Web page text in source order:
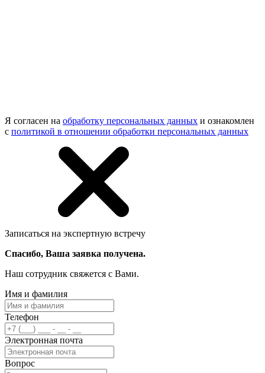
Я согласен на обработку персональных данных и ознакомлен
с политикой в отношении обработки персональных данных
Записаться на экспертную встречу
Спасибо, Ваша заявка получена.
Наш сотрудник свяжется с Вами.
Имя и фамилия
Телефон
Электронная почта
Вопрос